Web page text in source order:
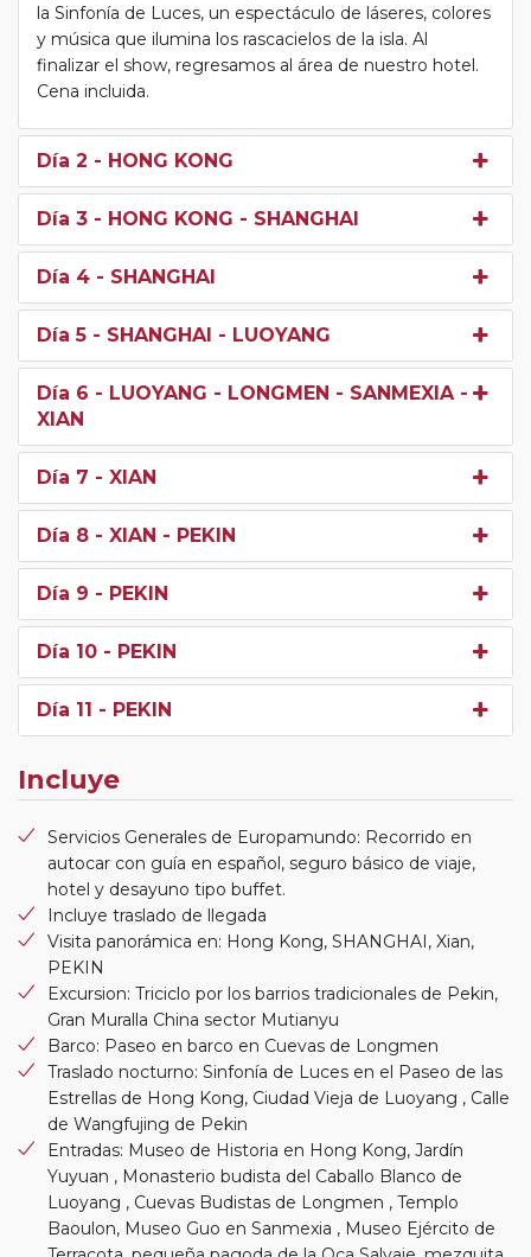
la Sinfonía de Luces, un espectáculo de láseres, colores
y música que ilumina los rascacielos de la isla. Al
finalizar el show, regresamos al área de nuestro hotel.
Cena incluida.
Día 2 - HONG KONG
Día 3 - HONG KONG - SHANGHAI
Día 4 - SHANGHAI
Día 5 - SHANGHAI - LUOYANG
Día 6 - LUOYANG - LONGMEN - SANMEXIA -
XIAN
Día 7 - XIAN
Día 8 - XIAN - PEKIN
Día 9 - PEKIN
Día 10 - PEKIN
Día 11 - PEKIN
Incluye
Servicios Generales de Europamundo: Recorrido en
autocar con guía en español, seguro básico de viaje,
hotel y desayuno tipo buffet.
Incluye traslado de llegada
Visita panorámica en: Hong Kong, SHANGHAI, Xian,
PEKIN
Excursion: Triciclo por los barrios tradicionales de Pekin,
Gran Muralla China sector Mutianyu
Barco: Paseo en barco en Cuevas de Longmen
Traslado nocturno: Sinfonía de Luces en el Paseo de las
Estrellas de Hong Kong, Ciudad Vieja de Luoyang , Calle
de Wangfujing de Pekin
Entradas: Museo de Historia en Hong Kong, Jardín
Yuyuan , Monasterio budista del Caballo Blanco de
Luoyang , Cuevas Budistas de Longmen , Templo
Baoulon, Museo Guo en Sanmexia , Museo Ejército de